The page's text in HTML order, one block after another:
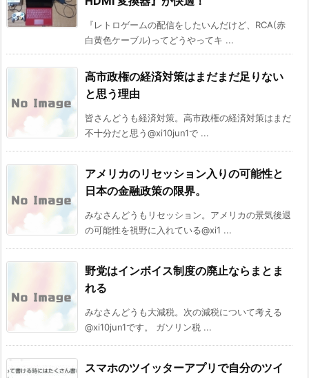
『レトロゲームの配信をしたいんだけど、RCA(赤
白黄色ケーブル)ってどうやってキ ...
高市政権の経済対策はまだまだ足りない
と思う理由
皆さんどうも経済対策。高市政権の経済対策はまだ
不十分だと思う@xi10jun1で ...
アメリカのリセッション入りの可能性と
日本の金融政策の限界。
みなさんどうもリセッション。アメリカの景気後退
の可能性を視野に入れている@xi1 ...
野党はインボイス制度の廃止ならまとま
れる
みなさんどうも大減税。次の減税について考える
@xi10jun1です。 ガソリン税 ...
スマホのツイッターアプリで自分のツイ